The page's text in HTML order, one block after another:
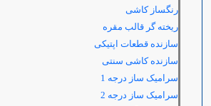
رنگساز کاشی
ریخته گر قالب مقره
سازنده قطعات اپتیکی
سازنده کاشی سنتی
سرامیک ساز درجه 1
سرامیک ساز درجه 2